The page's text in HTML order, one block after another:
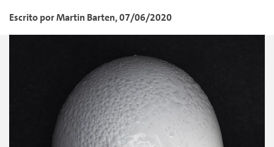
Escrito porMartin Barten,07/06/2020